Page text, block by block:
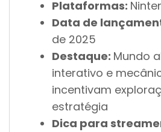
Plataformas:
Data de
de 2025
Destaque: Mundo
interativo e
incentivam
estratégia
Dica para